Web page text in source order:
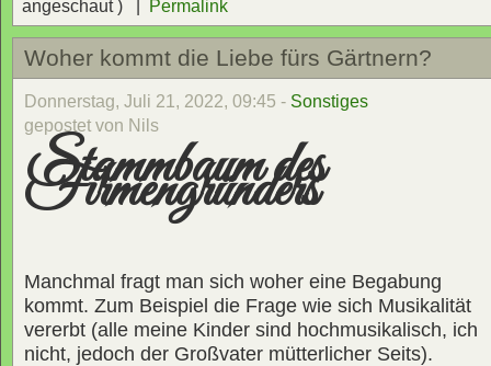
angeschaut ) |
Permalink
Woher kommt die Liebe fürs Gärtnern?
Donnerstag, Juli 21, 2022, 09:45 - Sonstiges
gepostet von Nils
Stammbaum des
Firmengründers
Manchmal fragt man sich woher eine Begabung
kommt. Zum Beispiel die Frage wie sich Musikalität
vererbt (alle meine Kinder sind hochmusikalisch, ich
nicht, jedoch der Großvater mütterlicher Seits).